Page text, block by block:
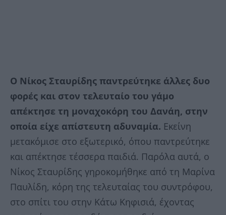
Ο Νίκος Σταυρίδης παντρεύτηκε άλλες δυο
φορές και στον τελευταίο του γάμο
απέκτησε τη μοναχοκόρη του Δανάη, στην
οποία είχε απίστευτη αδυναμία. Εκείνη
μετακόμισε στο εξωτερικό, όπου παντρεύτηκε
και απέκτησε τέσσερα παιδιά. Παρόλα αυτά, ο
Νίκος Σταυρίδης γηροκομήθηκε από τη Μαρίνα
Παυλίδη, κόρη της τελευταίας του συντρόφου,
στο σπίτι του στην Κάτω Κηφισιά, έχοντας